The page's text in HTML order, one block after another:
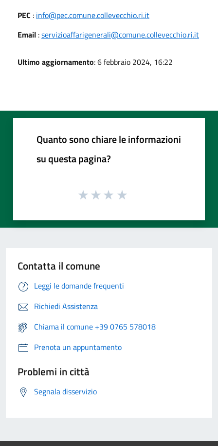
PEC : info@pec.comune.collevecchio.ri.it
Email :servizioaffarigenerali@comune.collevecchio.ri.it
Ultimo aggiornamento: 6 febbraio 2024, 16:22
Quanto sono chiare le informazioni
su questa pagina?
Contatta il comune
Leggi le domande frequenti
Richiedi Assistenza
Chiama il comune +39 0765 578018
Prenota un appuntamento
Problemi in città
Segnala disservizio